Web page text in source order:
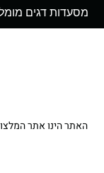
מסעדות דגים
האתר הינו אתר